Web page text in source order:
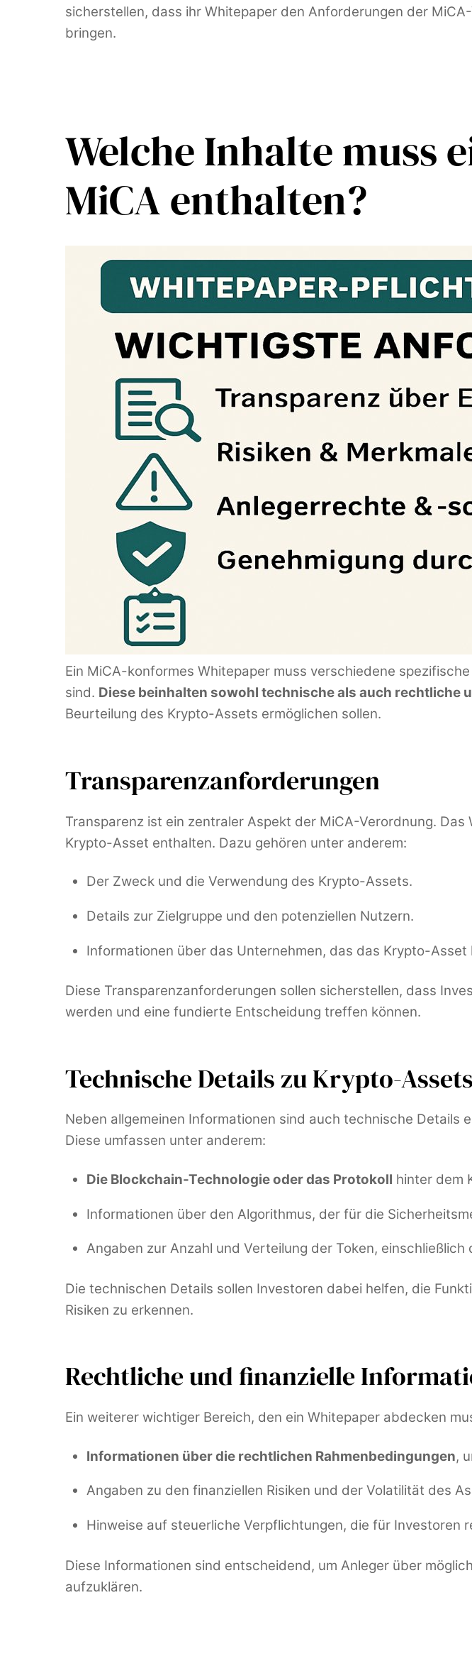
sicherstellen, dass ihr Whitepaper den Anforderungen der
bringen.
Welche Inhalte muss
MiCA enthalten?
Ein MiCA-konformes Whitepaper muss verschiedene
sind. Diese beinhalten sowohl technische als auch rechtliche
Beurteilung des Krypto-Assets ermöglichen sollen.
Transparenzanforderungen
Transparenz ist ein zentraler Aspekt der MiCA-Verordnung.
Krypto-Asset enthalten. Dazu gehören unter anderem:
Der Zweck und die Verwendung des Krypto-Assets.
Details zur Zielgruppe und den potenziellen Nutzern.
Informationen über das Unternehmen, das das Krypto-
Diese Transparenzanforderungen sollen sicherstellen, dass
werden und eine fundierte Entscheidung treffen können.
Technische Details zu Krypto-Assets
Neben allgemeinen Informationen sind auch technische
Diese umfassen unter anderem:
Die Blockchain-Technologie oder das Protokoll hinter dem
Informationen über den Algorithmus, der für die
Angaben zur Anzahl und Verteilung der Token,
Die technischen Details sollen Investoren dabei helfen, die
Risiken zu erkennen.
Rechtliche und finanzielle
Ein weiterer wichtiger Bereich, den ein Whitepaper abdecken
Informationen über die rechtlichen Rahmenbedingungen,
Angaben zu den finanziellen Risiken und der Volatilität des
Hinweise auf steuerliche Verpflichtungen, die für Investoren
Diese Informationen sind entscheidend, um Anleger über
aufzuklären.